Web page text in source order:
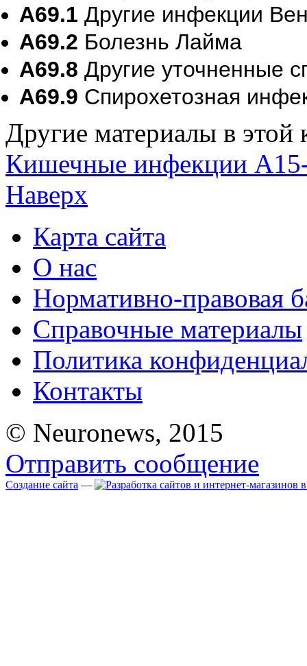
A69.1 Другие инфекции
A69.2 Болезнь Лайма
A69.8 Другие уточненные
A69.9 Спирохетозная
Другие материалы в этой
Кишечные инфекции
Наверх
Карта сайта
О нас
Нормативно-правовая
Справочные материалы
Политика
Контакты
© Neuronews, 2015
Отправить сообщение
Создание сайта —